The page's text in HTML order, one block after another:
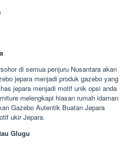
di semua penjuru Nusantara akan
jepara menjadi produk gazebo yang
jepara menjadi motif unik opsi anda
melengkapi hiasan rumah idaman
Gazebo Autentik Buatan Jepara
ukir Jepara.
Glugu